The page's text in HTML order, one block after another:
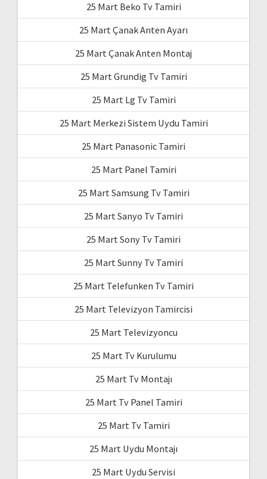
25 Mart Beko Tv Tamiri
25 Mart Çanak Anten Ayarı
25 Mart Çanak Anten Montaj
25 Mart Grundig Tv Tamiri
25 Mart Lg Tv Tamiri
25 Mart Merkezi Sistem Uydu Tamiri
25 Mart Panasonic Tamiri
25 Mart Panel Tamiri
25 Mart Samsung Tv Tamiri
25 Mart Sanyo Tv Tamiri
25 Mart Sony Tv Tamiri
25 Mart Sunny Tv Tamiri
25 Mart Telefunken Tv Tamiri
25 Mart Televizyon Tamircisi
25 Mart Televizyoncu
25 Mart Tv Kurulumu
25 Mart Tv Montajı
25 Mart Tv Panel Tamiri
25 Mart Tv Tamiri
25 Mart Uydu Montajı
25 Mart Uydu Servisi